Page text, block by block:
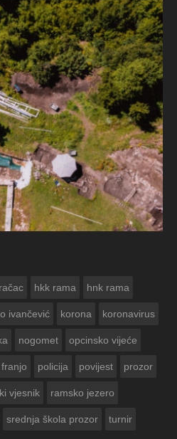
hkk rama hnk rama
ivančević korona koronavirus
nogomet opcinsko vijeće
policija povijest prozor
vjesnik ramsko jezero
srednja škola prozor turnir